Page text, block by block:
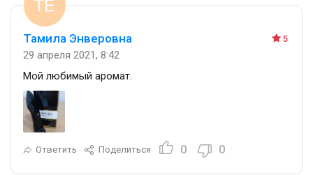
5
Тамила Энверовна
29 апреля 2021, 8:42
Мой любимый аромат.
Ответить Поделиться 0 0